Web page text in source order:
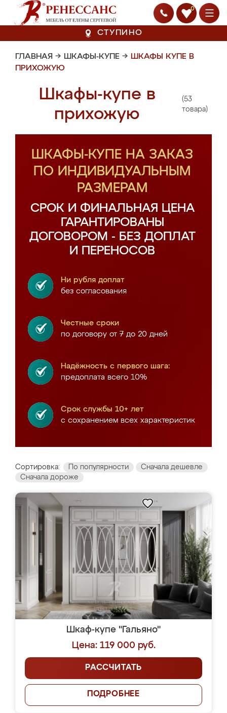
0
СТУПИНО
ГЛАВНАЯ → ШКАФЫ-КУПЕ → ШКАФЫ КУПЕ В
ПРИХОЖУЮ
Шкафы-купе в
прихожую
(53
товара)
ШКАФЫ-КУПЕ НА ЗАКАЗ
ПО ИНДИВИДУАЛЬНЫМ
РАЗМЕРАМ
СРОК И ФИНАЛЬНАЯ ЦЕНА
ГАРАНТИРОВАНЫ
ДОГОВОРОМ - БЕЗ ДОПЛАТ
И ПЕРЕНОСОВ
Ни рубля доплат
без согласования
Честные сроки
по договору от 7 до 20 дней
Надёжность с первого шага:
предоплата всего 10%
Срок службы 10+ лет
с сохранением всех характеристик
Сортировка: По популярности
Сначала дешевле
Сначала дороже
Шкаф-купе "Гальяно"
Цена: 119 000 руб.
РАССЧИТАТЬ
ПОДРОБНЕЕ